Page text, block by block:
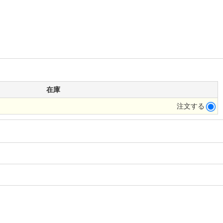
在庫
注文する